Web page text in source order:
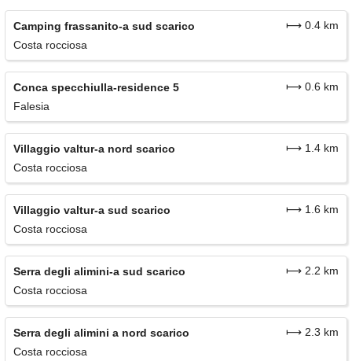
Camping frassanito-a sud scarico
⟼ 0.4 km
Costa rocciosa
Conca specchiulla-residence 5
⟼ 0.6 km
Falesia
Villaggio valtur-a nord scarico
⟼ 1.4 km
Costa rocciosa
Villaggio valtur-a sud scarico
⟼ 1.6 km
Costa rocciosa
Serra degli alimini-a sud scarico
⟼ 2.2 km
Costa rocciosa
Serra degli alimini a nord scarico
⟼ 2.3 km
Costa rocciosa